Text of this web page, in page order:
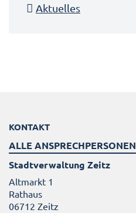
Aktuelles
KONTAKT
ALLE ANSPRECHPERSONEN
Stadtverwaltung Zeitz
Altmarkt 1
Rathaus
06712 Zeitz